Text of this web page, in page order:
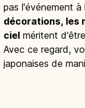
pas l'événement à
décorations, les
ciel méritent
Avec ce regard,
japonaises de